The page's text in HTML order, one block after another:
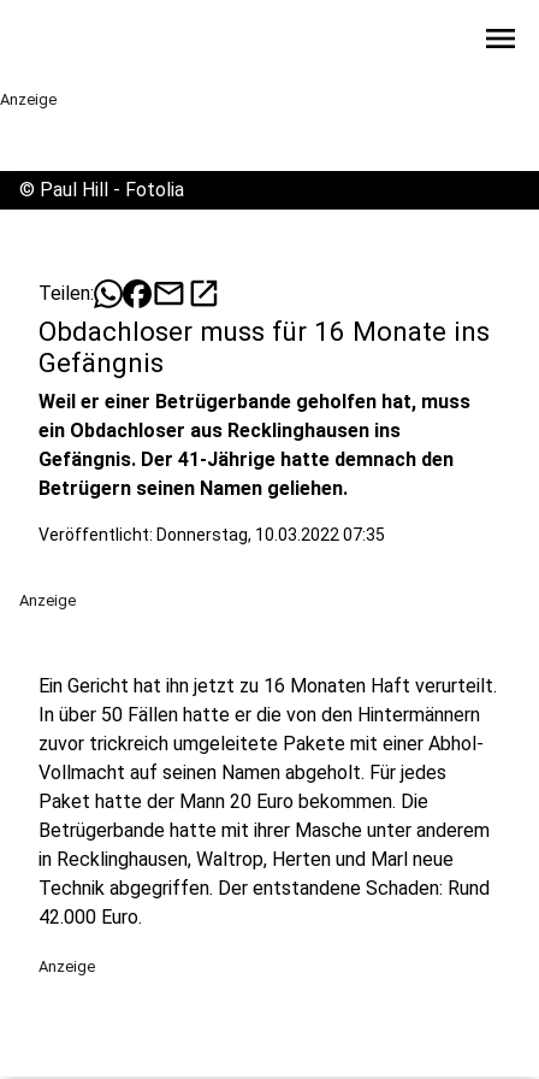
menu
Anzeige
© Paul Hill - Fotolia
Teilen: mailopen_in_new
Obdachloser muss für 16 Monate ins
Gefängnis
Weil er einer Betrügerbande geholfen hat, muss
ein Obdachloser aus Recklinghausen ins
Gefängnis. Der 41-Jährige hatte demnach den
Betrügern seinen Namen geliehen.
Veröffentlicht: Donnerstag, 10.03.2022 07:35
Anzeige
Ein Gericht hat ihn jetzt zu 16 Monaten Haft verurteilt.
In über 50 Fällen hatte er die von den Hintermännern
zuvor trickreich umgeleitete Pakete mit einer Abhol-
Vollmacht auf seinen Namen abgeholt. Für jedes
Paket hatte der Mann 20 Euro bekommen. Die
Betrügerbande hatte mit ihrer Masche unter anderem
in Recklinghausen, Waltrop, Herten und Marl neue
Technik abgegriffen. Der entstandene Schaden: Rund
42.000 Euro.
Anzeige